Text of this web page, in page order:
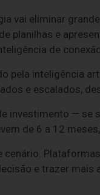
vai eliminar
planilhas e
de
pela inteligência
e escalados,
investimento — se
de 6 a 12 meses,
e trazer mais